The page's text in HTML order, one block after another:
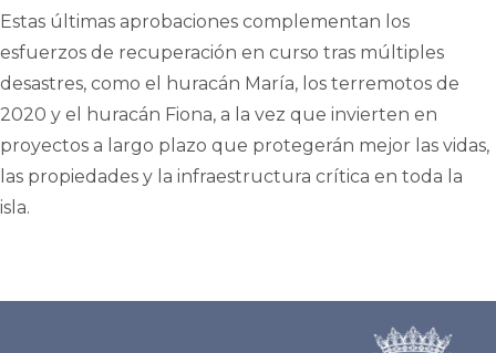
Estas últimas aprobaciones complementan los
esfuerzos de recuperación en curso tras múltiples
desastres, como el huracán María, los terremotos de
2020 y el huracán Fiona, a la vez que invierten en
proyectos a largo plazo que protegerán mejor las vidas,
las propiedades y la infraestructura crítica en toda la
isla.